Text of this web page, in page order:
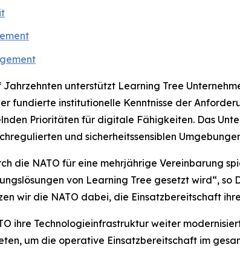
Jahrzehnten unterstützt Learning Tree
fundierte institutionelle Kenntnisse der
Prioritäten für digitale Fähigkeiten. Das
und sicherheitssensiblen
die NATO für eine mehrjährige Vereinbarung
von Learning Tree gesetzt wird“,
wir die NATO dabei, die Einsatzbereitschaft
ihre Technologieinfrastruktur weiter
um die operative Einsatzbereitschaft im